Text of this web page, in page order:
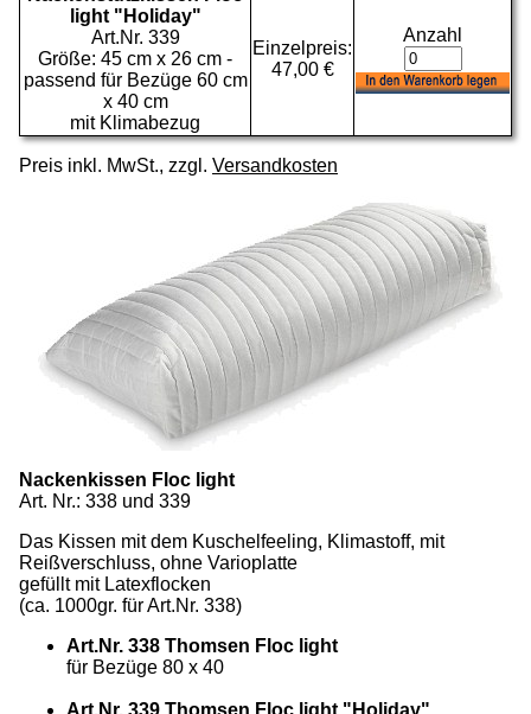
light "Holiday"
Art.Nr. 339
Größe: 45 cm x 26 cm -
passend für Bezüge 60 cm
x 40 cm
mit Klimabezug
Einzelpreis:
47,00 €
Anzahl
Preis inkl. MwSt., zzgl. Versandkosten
Nackenkissen Floc light
Art. Nr.: 338 und 339
Das Kissen mit dem Kuschelfeeling, Klimastoff, mit
Reißverschluss, ohne Varioplatte
gefüllt mit Latexflocken
(ca. 1000gr. für Art.Nr. 338)
Art.Nr. 338 Thomsen Floc light
für Bezüge 80 x 40